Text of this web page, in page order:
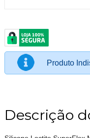
Produto
Descrição